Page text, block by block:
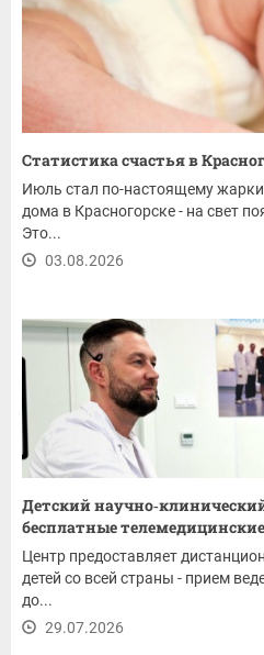
Статистика счастья в
Июль стал по-настоящему
дома в Красногорске - на свет
Это...
03.08.2026
Детский
бесплатные
Центр предоставляет
детей со всей страны - прием
до...
29.07.2026